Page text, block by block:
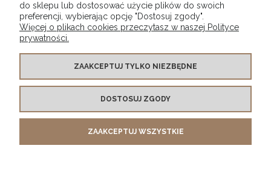
DOSTAWA I PŁATNOŚCI
ZWROTY
O FIRMIE
e-mail:biuro@previo.pl |tel.+48 500 447 678
do sklepu lub dostosować użycie plików do swoich
preferencji, wybierając opcję "Dostosuj zgody".
Więcej o plikach cookies przeczytasz w naszej Polityce
prywatności.
ZAAKCEPTUJ TYLKO NIEZBĘDNE
DOSTOSUJ ZGODY
ZAAKCEPTUJ WSZYSTKIE